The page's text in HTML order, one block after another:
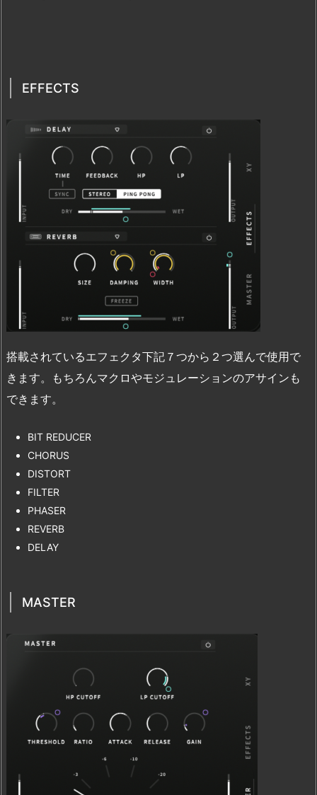
EFFECTS
搭載されているエフェクタ下記７つから２つ選んで使用で
きます。もちろんマクロやモジュレーションのアサインも
できます。
BIT REDUCER
CHORUS
DISTORT
FILTER
PHASER
REVERB
DELAY
MASTER